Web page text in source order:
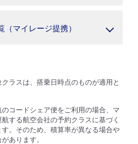
（マイレージ提携）
ラスは、搭乗日時点のものが適用と
コードシェア便をご利用の場合、マ
する航空会社の予約クラスに基づく
。そのため、積算率が異なる場合や
あります。